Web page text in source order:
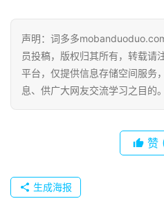
声明：词多多
员投稿，版权归其所有，转载请
平台，仅提供信息存储空间服务
息、供广大网友交流学习之目的。
赞
生成海报